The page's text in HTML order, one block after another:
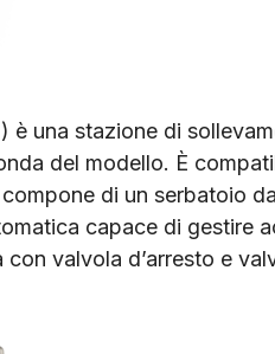
è una stazione di
del modello. È
di un serbatoio
capace di gestire
valvola d’arresto e